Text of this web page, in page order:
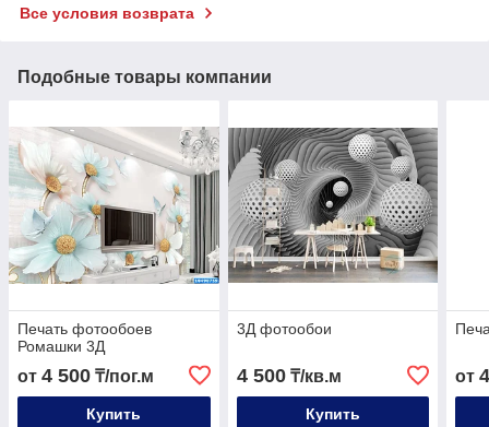
Все условия возврата
Подобные товары компании
Печать фотообоев
Ромашки 3Д
от 4 500 ₸/пог.м
Купить
3Д фотообои
4 500₸/кв.м
Купить
от